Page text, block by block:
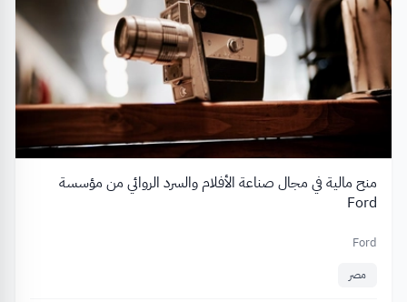
منح مالية في مجال صناعة الأفلام والسرد الروائي من مؤسسة
Ford
Ford
مصر